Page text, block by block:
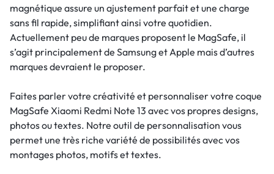
magnétique assure un ajustement parfait et une charge
sans fil rapide, simplifiant ainsi votre quotidien.
Actuellement peu de marques proposent le MagSafe, il
s’agit principalement de Samsung et Apple mais d’autres
marques devraient le proposer.
Faites parler votre créativité et personnaliser votre coque
MagSafe Xiaomi Redmi Note 13 avec vos propres designs,
photos ou textes. Notre outil de personnalisation vous
permet une très riche variété de possibilités avec vos
montages photos, motifs et textes.